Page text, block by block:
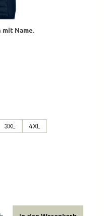
mit Name.
3XL 4XL